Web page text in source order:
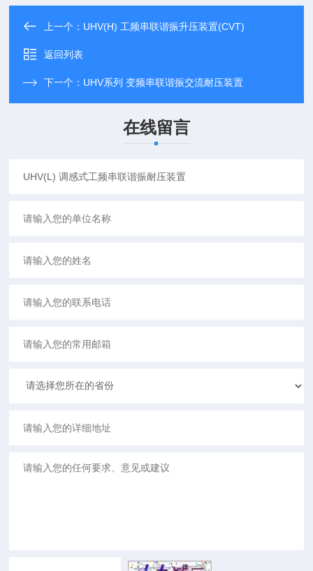
上一个： UHV(H) 工频串联谐振升压装置(CVT)
返回列表
下一个： UHV系列 变频串联谐振交流耐压装置
在线留言